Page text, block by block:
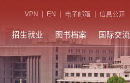
VPN EN 电子邮箱 信息公开
招生就业 图书档案 国际交流